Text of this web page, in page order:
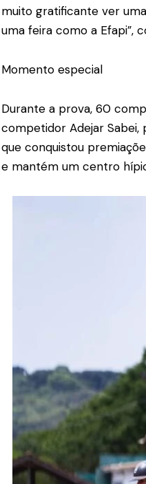
muito gratificante ver
uma feira como a Efapi”,
Momento especial
Durante a prova, 60
competidor Adejar Sabei,
que conquistou
e mantém um centro